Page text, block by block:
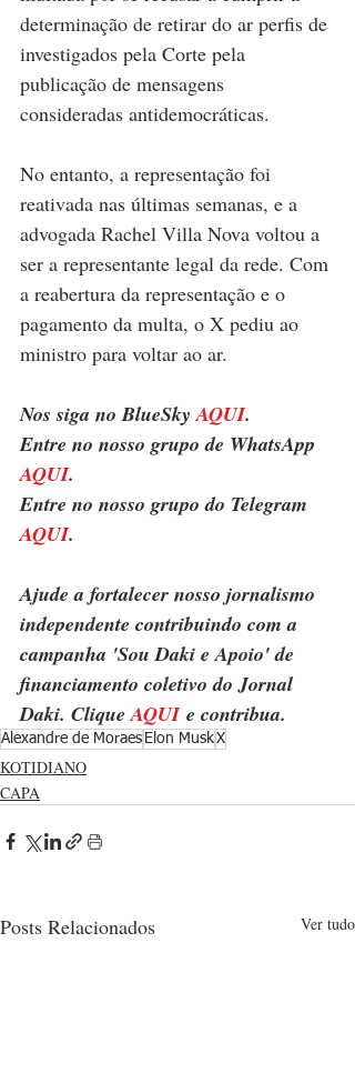
determinação de retirar do ar perfis de
investigados pela Corte pela
publicação de mensagens
consideradas antidemocráticas.
No entanto, a representação foi
reativada nas últimas semanas, e a
advogada Rachel Villa Nova voltou a
ser a representante legal da rede. Com
a reabertura da representação e o
pagamento da multa, o X pediu ao
ministro para voltar ao ar.
Nos siga no BlueSky AQUI.
Entre no nosso grupo de WhatsApp
AQUI.
Entre no nosso grupo do Telegram
AQUI.
Ajude a fortalecer nosso jornalismo
independente contribuindo com a
campanha 'Sou Daki e Apoio' de
financiamento coletivo do Jornal
Daki. Clique AQUI e contribua.
Alexandre de Moraes Elon MuskX
KOTIDIANO
CAPA
Posts Relacionados Ver tudo